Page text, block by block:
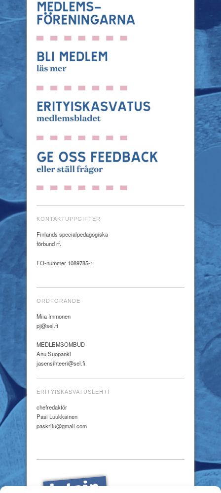
KONTAKTUPPGIFTER
Finlands specialpedagogiska
förbund rf.
FO-nummer 1089785-1
ORDFÖRANDE
Miia Immonen
pj@sel.fi
MEDLEMSOMBUD
Anu Suopanki
jasensihteeri@sel.fi
ERITYISKASVATUSLEHTI
chefredaktör
Pasi Luukkainen
paskrilu@gmail.com